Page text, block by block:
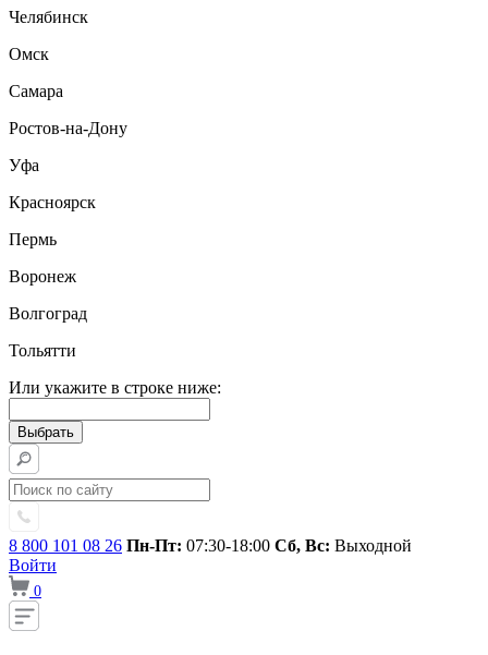
Челябинск
Омск
Самара
Ростов-на-Дону
Уфа
Красноярск
Пермь
Воронеж
Волгоград
Тольятти
Или укажите в строке ниже:
8 800 101 08 26 Пн-Пт: 07:30-18:00 Сб, Вс: Выходной
Войти
0